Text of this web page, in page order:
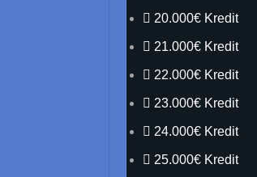
20.000€ Kredit
21.000€ Kredit
22.000€ Kredit
23.000€ Kredit
24.000€ Kredit
25.000€ Kredit